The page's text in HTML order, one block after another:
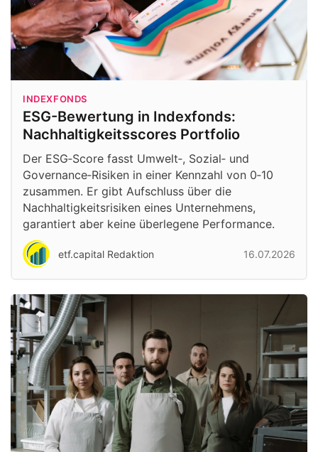
INDEXFONDS
ESG-Bewertung in Indexfonds:
Nachhaltigkeitsscores Portfolio
Der ESG‑Score fasst Umwelt‑, Sozial‑ und
Governance‑Risiken in einer Kennzahl von 0‑10
zusammen. Er gibt Aufschluss über die
Nachhaltigkeitsrisiken eines Unternehmens,
garantiert aber keine überlegene Performance.
etf.capital Redaktion 16.07.2026